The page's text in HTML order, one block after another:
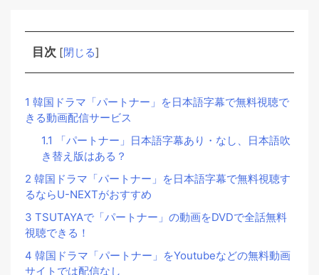
目次 [閉じる]
1 韓国ドラマ「パートナー」を日本語字幕で無料視聴で
きる動画配信サービス
1.1 「パートナー」日本語字幕あり・なし、日本語吹
き替え版はある？
2 韓国ドラマ「パートナー」を日本語字幕で無料視聴す
るならU-NEXTがおすすめ
3 TSUTAYAで「パートナー」の動画をDVDで全話無料
視聴できる！
4 韓国ドラマ「パートナー」をYoutubeなどの無料動画
サイトでは配信なし